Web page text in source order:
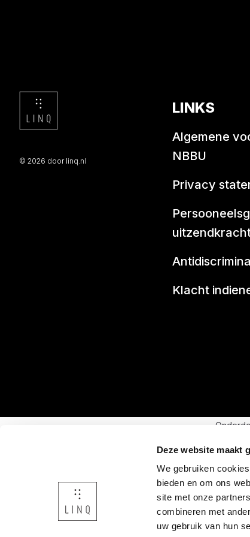
Deze website maakt
We gebruiken
bieden en om ons
site met onze
combineren met
uw gebruik van hun
© 2026 door linq.nl
LINKS
Algemene
NBBU
Privacy
Klacht